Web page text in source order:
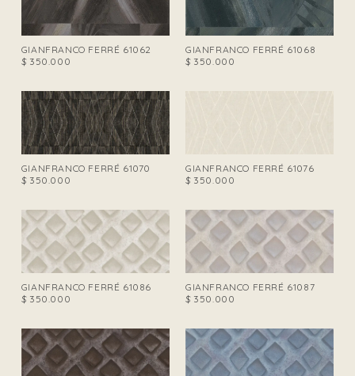
GIANFRANCO FERRÉ 61062
$350.000
GIANFRANCO FERRÉ 61068
$350.000
GIANFRANCO FERRÉ 61070
$350.000
GIANFRANCO FERRÉ 61076
$350.000
GIANFRANCO FERRÉ 61086
$350.000
GIANFRANCO FERRÉ 61087
$350.000